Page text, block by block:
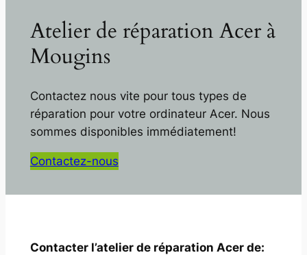
Atelier de réparation Acer à
Mougins
Contactez nous vite pour tous types de
réparation pour votre ordinateur Acer. Nous
sommes disponibles immédiatement!
Contactez-nous
Contacter l’atelier de réparation Acer de: